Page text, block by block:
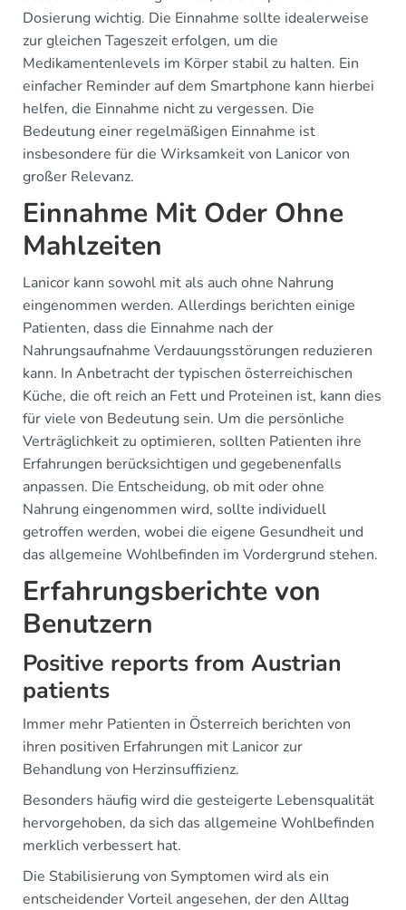
Dosierung wichtig. Die Einnahme sollte idealerweise
zur gleichen Tageszeit erfolgen, um die
Medikamentenlevels im Körper stabil zu halten. Ein
einfacher Reminder auf dem Smartphone kann hierbei
helfen, die Einnahme nicht zu vergessen. Die
Bedeutung einer regelmäßigen Einnahme ist
insbesondere für die Wirksamkeit von Lanicor von
großer Relevanz.
Einnahme Mit Oder Ohne
Mahlzeiten
Lanicor kann sowohl mit als auch ohne Nahrung
eingenommen werden. Allerdings berichten einige
Patienten, dass die Einnahme nach der
Nahrungsaufnahme Verdauungsstörungen reduzieren
kann. In Anbetracht der typischen österreichischen
Küche, die oft reich an Fett und Proteinen ist, kann dies
für viele von Bedeutung sein. Um die persönliche
Verträglichkeit zu optimieren, sollten Patienten ihre
Erfahrungen berücksichtigen und gegebenenfalls
anpassen. Die Entscheidung, ob mit oder ohne
Nahrung eingenommen wird, sollte individuell
getroffen werden, wobei die eigene Gesundheit und
das allgemeine Wohlbefinden im Vordergrund stehen.
Erfahrungsberichte von
Benutzern
Positive reports from Austrian
patients
Immer mehr Patienten in Österreich berichten von
ihren positiven Erfahrungen mit Lanicor zur
Behandlung von Herzinsuffizienz.
Besonders häufig wird die gesteigerte Lebensqualität
hervorgehoben, da sich das allgemeine Wohlbefinden
merklich verbessert hat.
Die Stabilisierung von Symptomen wird als ein
entscheidender Vorteil angesehen, der den Alltag